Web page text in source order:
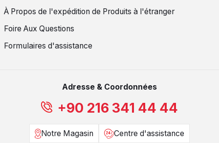
À Propos de l'expédition de Produits à l'étranger
Foire Aux Questions
Formulaires d'assistance
Adresse & Coordonnées
+90 216 341 44 44
Notre Magasin Centre d'assistance